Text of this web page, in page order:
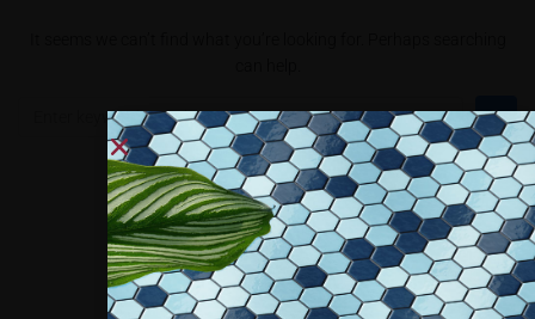
Collaboriamo con